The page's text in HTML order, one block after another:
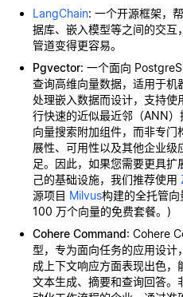
LangChain: 一个开源框架，
据库、嵌入模型等之间的交互
管道变得更容易。
Pgvector: 一个面向
查询高维向量数据，适用于机
处理嵌入数据而设计，支持
行快速的近似最近邻（ANN
向量搜索附加组件，而非专
展性、可用性以及其他企业
足。因此，如果您需要更具扩
己的基础设施，我们推荐使用
源项目 Milvus构建的全托管
100 万个向量的免费套餐。)
Cohere Command: Cohere
型，专为面向任务的应用设计
成上下文响应方面表现出色，
文本生成、摘要和查询回答。